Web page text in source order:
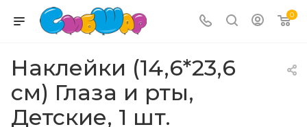
0
Наклейки (14,6*23,6
см) Глаза и рты,
Детские, 1 шт.